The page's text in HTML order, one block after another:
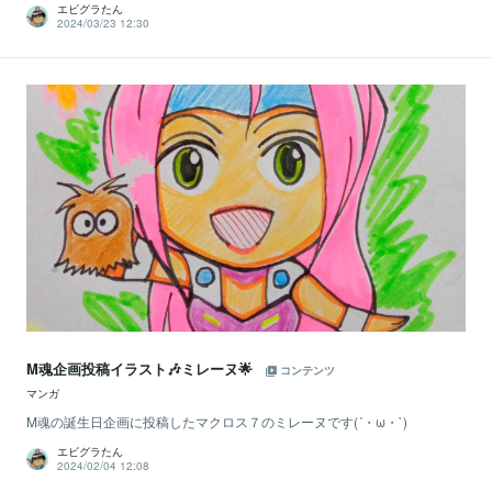
エビグラたん
2024/03/23 12:30
M魂企画投稿イラスト🎶ミレーヌ🌟
コンテンツ
マンガ
M魂の誕生日企画に投稿したマクロス７のミレーヌです(´・ω・`)
エビグラたん
2024/02/04 12:08